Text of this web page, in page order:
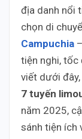
địa danh nổi
chọn di
Campuchia
tiện nghi, tốc
viết dưới
7 tuyến
năm 2025,
sánh tiện ích